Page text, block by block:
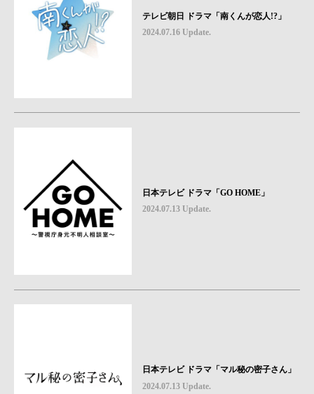
テレビ朝日 ドラマ「南くんが恋人!?」
2024.07.16 Update.
日本テレビ ドラマ「GO HOME」
2024.07.13 Update.
日本テレビ ドラマ「マル秘の密子さん」
2024.07.13 Update.